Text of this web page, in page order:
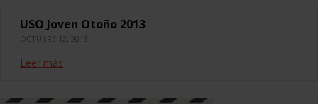
USO Joven Otoño 2013
OCTUBRE 12, 2013
Leer más